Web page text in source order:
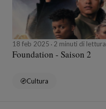
18 feb 2025 2 minuti di lettura
Foundation - Saison 2
Cultura